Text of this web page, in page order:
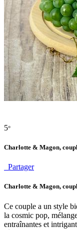
5°
Charlotte & Magon,
Partager
Charlotte & Magon,
Ce couple a un style
la cosmic pop,
entraînantes et